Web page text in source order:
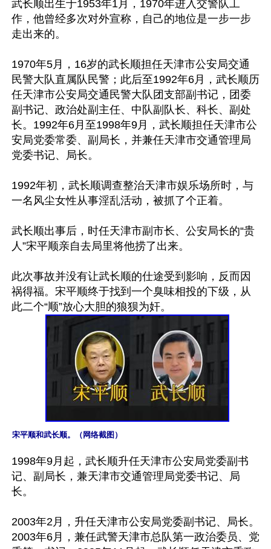
武长顺出生于1953年1月，1970年进入交警队工
作，他曾经多次对外宣称，自己的地位是一步一步
走出来的。
1970年5月，16岁的武长顺担任天津市公安局交通
民警大队直属队民警；此后至1992年6月，武长顺历
任天津市公安局交通民警大队团支部副书记，团委
副书记、政治处副主任、中队副队长、科长、副处
长。1992年6月至1998年9月，武长顺担任天津市公
安局党委常委、副局长，并兼任天津市交通管理局
党委书记、局长。
1992年初，武长顺调查整治天津市娱乐场所时，与
一名风尘女性从事淫乱活动，被抓了个正着。
武长顺出事后，时任天津市副市长、公安局长的“贵
人”宋平顺亲自去局里将他捞了出来。
此次事故并没有让武长顺的仕途受到影响，反而因
祸得福。宋平顺终于找到一个臭味相投的下级，从
宋平顺和武长顺。（网络截图）
1998年9月起，武长顺升任天津市公安局党委副书
记、副局长，兼天津市交通管理局党委书记、局
长。
2003年2月，升任天津市公安局党委副书记、局长。
2003年6月，兼任武警天津市总队第一政治委员、党